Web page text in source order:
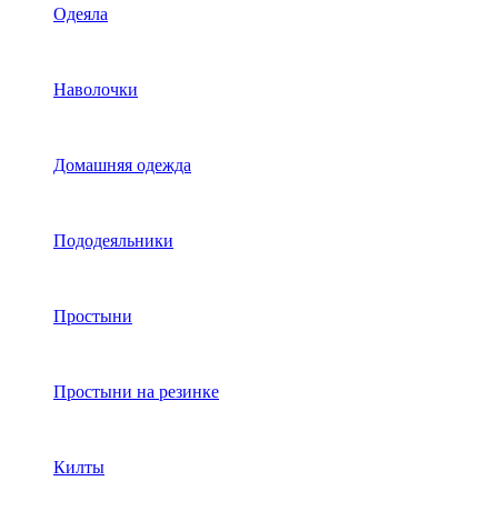
Одеяла
Наволочки
Домашняя одежда
Пододеяльники
Простыни
Простыни на резинке
Килты